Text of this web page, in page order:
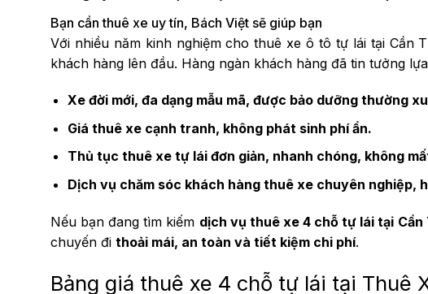
Bạn cần thuê xe uy tín, Bách Việt sẽ giúp bạn
Với nhiều năm kinh nghiệm cho thuê xe ô tô tự lái tại Cần
khách hàng lên đầu. Hàng ngàn khách hàng đã tin tưởng
Xe đời mới, đa dạng mẫu mã, được bảo dưỡng thường
Giá thuê xe cạnh tranh, không phát sinh phí ẩn.
Thủ tục thuê xe tự lái đơn giản, nhanh chóng, không
Dịch vụ chăm sóc khách hàng thuê xe chuyên nghiệp,
Nếu bạn đang tìm kiếm dịch vụ thuê xe 4 chỗ tự lái tại Cần
chuyến đi thoải mái, an toàn và tiết kiệm chi phí.
Bảng giá thuê xe 4 chỗ tự lái tại Thuê